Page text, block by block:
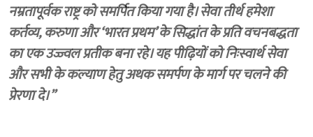
नम्रतापूर्वक राष्ट्र को समर्पित किया गया है। सेवा तीर्थ हमेशा
कर्तव्य, करुणा और ‘भारत प्रथम’ के सिद्धांत के प्रति वचनबद्धता
का एक उज्ज्वल प्रतीक बना रहे। यह पीढ़ियों को निःस्वार्थ सेवा
और सभी के कल्याण हेतु अथक समर्पण के मार्ग पर चलने की
प्रेरणा दे।”